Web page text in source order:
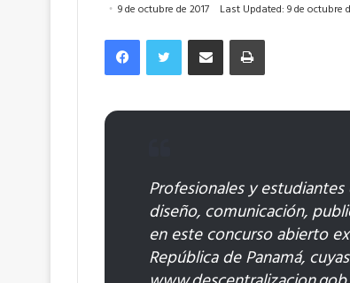
9 de octubre de 2017 Last Updated: 9 de octubre
FacebookTwitter Compartir por correo electrónicoImprimir
Profesionales y
diseño, comunicación,
en este concurso abierto
República de Panamá,